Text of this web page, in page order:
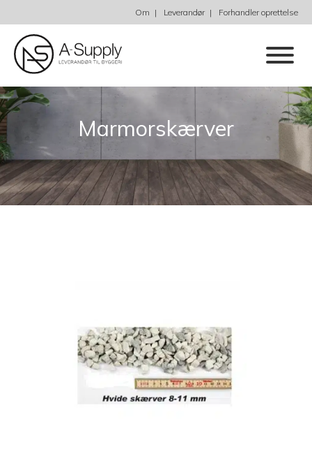
Om Leverandør Forhandler oprettelse
Marmorskærver